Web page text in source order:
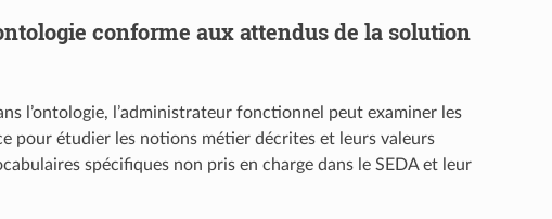
conforme aux attendus de la solution
l’ontologie, l’administrateur fonctionnel peut examiner les
pour étudier les notions métier décrites et leurs valeurs
spécifiques non pris en charge dans le SEDA et leur